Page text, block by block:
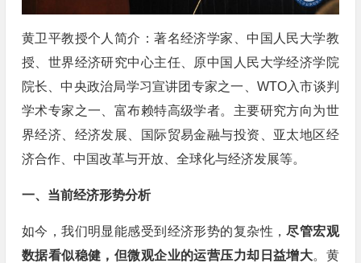
黄卫平教授个人简介：著名经济学家、中国人民大学教
授、世界经济研究中心主任、原中国人民大学经济学院
院长、中央政治局学习宣讲团专家之一、WTO入市谈判
学术专家之一、富布赖特高级学者。主要研究方向为世
界经济、经济发展、国际贸易金融与投资、亚太地区经
济合作、中国改革与开放、全球化与经济发展等。
一、当前经济形势分析
如今，我们明显能感受到经济形势的复杂性，尽管宏观
数据看似稳健，但微观企业的运营压力却日益增大。黄